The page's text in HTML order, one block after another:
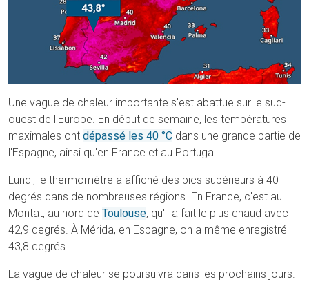
Une vague de chaleur importante s'est abattue sur le sud-
ouest de l'Europe. En début de semaine, les températures
maximales ont dépassé les 40 °C dans une grande partie de
l'Espagne, ainsi qu'en France et au Portugal.
Lundi, le thermomètre a affiché des pics supérieurs à 40
degrés dans de nombreuses régions. En France, c'est au
Montat, au nord de Toulouse, qu'il a fait le plus chaud avec
42,9 degrés. À Mérida, en Espagne, on a même enregistré
43,8 degrés.
La vague de chaleur se poursuivra dans les prochains jours.